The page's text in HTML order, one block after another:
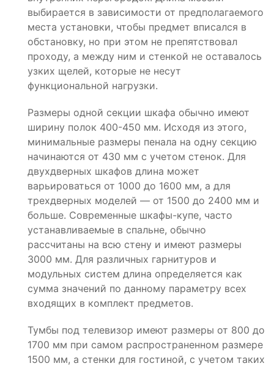
выбирается в зависимости от предполагаемого
места установки, чтобы предмет вписался в
обстановку, но при этом не препятствовал
проходу, а между ним и стенкой не оставалось
узких щелей, которые не несут
функциональной нагрузки.
Размеры одной секции шкафа обычно имеют
ширину полок 400-450 мм. Исходя из этого,
минимальные размеры пенала на одну секцию
начинаются от 430 мм с учетом стенок. Для
двухдверных шкафов длина может
варьироваться от 1000 до 1600 мм, а для
трехдверных моделей — от 1500 до 2400 мм и
больше. Современные шкафы-купе, часто
устанавливаемые в спальне, обычно
рассчитаны на всю стену и имеют размеры
3000 мм. Для различных гарнитуров и
модульных систем длина определяется как
сумма значений по данному параметру всех
входящих в комплект предметов.
Тумбы под телевизор имеют размеры от 800 до
1700 мм при самом распространенном размере
1500 мм, а стенки для гостиной, с учетом таких